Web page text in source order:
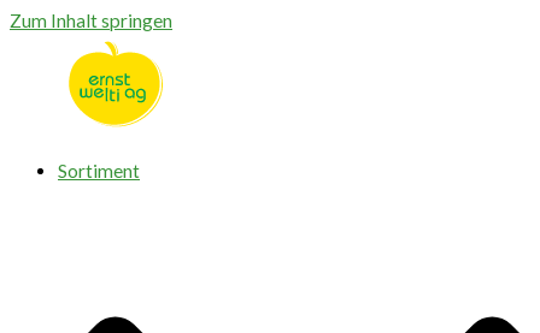
Zum Inhalt springen
Sortiment